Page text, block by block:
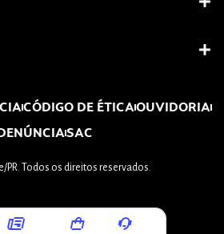
CÓDIGO DE ÉTICAOUVIDORIA
SAC
PR. Todos os direitos reservados.